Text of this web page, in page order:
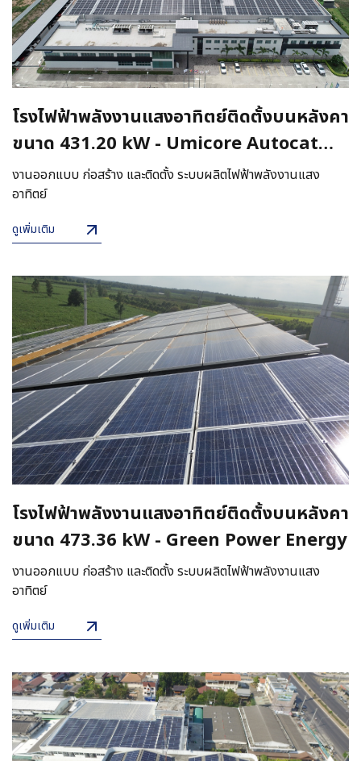
โรงไฟฟ้าพลังงานแสงอาทิตย์ติดตั้งบนหลังคา
ขนาด 431.20 kW - Umicore Autocat
(Thailand) Ltd.
งานออกแบบ ก่อสร้าง และติดตั้ง ระบบผลิตไฟฟ้าพลังงานแสง
อาทิตย์
ดูเพิ่มเติม
โรงไฟฟ้าพลังงานแสงอาทิตย์ติดตั้งบนหลังคา
ขนาด 473.36 kW - Green Power Energy
งานออกแบบ ก่อสร้าง และติดตั้ง ระบบผลิตไฟฟ้าพลังงานแสง
อาทิตย์
ดูเพิ่มเติม